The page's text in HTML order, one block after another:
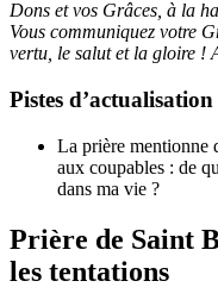
Dons et vos Grâces, à la
Vous communiquez votre
vertu, le salut et la gloire !
Pistes d’actualisation
La prière mentionne
aux coupables : de
dans ma vie ?
Prière de Saint
les tentations